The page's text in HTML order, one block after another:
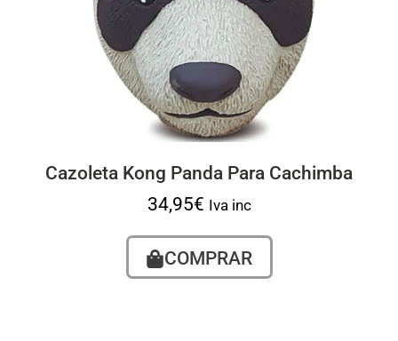
Cazoleta Kong Panda Para Cachimba
34,95€ Iva inc
COMPRAR